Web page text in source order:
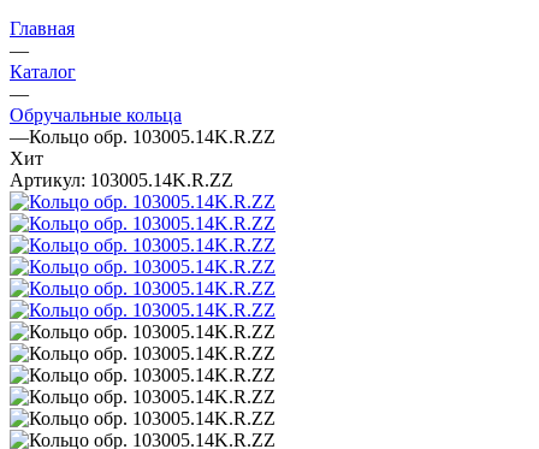
Главная
—
Каталог
—
Обручальные кольца
—Кольцо обр. 103005.14K.R.ZZ
Хит
Артикул: 103005.14K.R.ZZ